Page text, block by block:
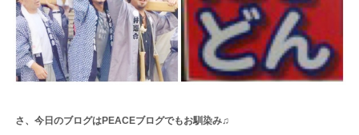
さ、今日のブログはPEACEブログでもお馴染み♫